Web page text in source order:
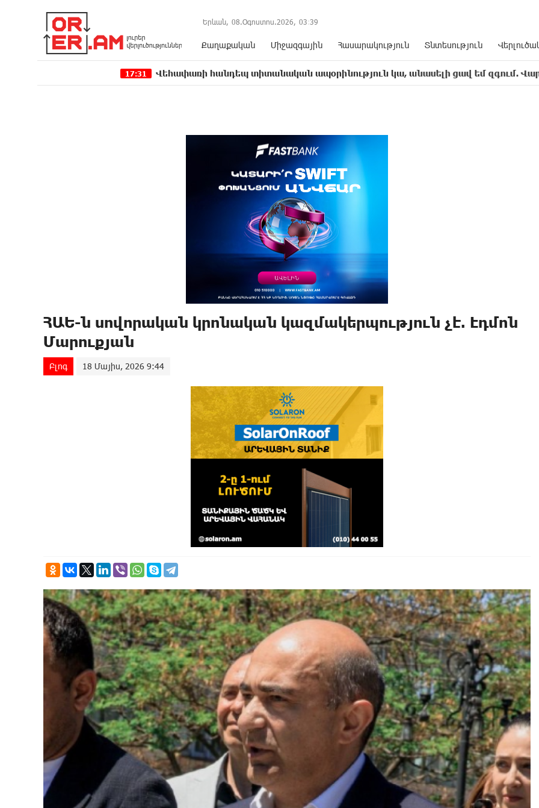
Երևան, 08.Օգոստոս.2026, 03 :39
Քաղաքական Միջազգային Հասարակություն Տնտեսություն
Վեհափառի հանդեպ տիտանական ապօրինություն կա, անասելի ցավ եմ զգում. Վարդևանյան
ՀԱԵ-ն սովորական կրոնական կազմակերպություն չէ. Էդմոն
Մարուքյան
Բլոգ 18 Մայիս, 2026 9:44